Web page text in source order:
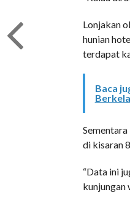
Lonjakan
hunian
terdapat
Baca
di kisaran
“Data ini
kunjungan